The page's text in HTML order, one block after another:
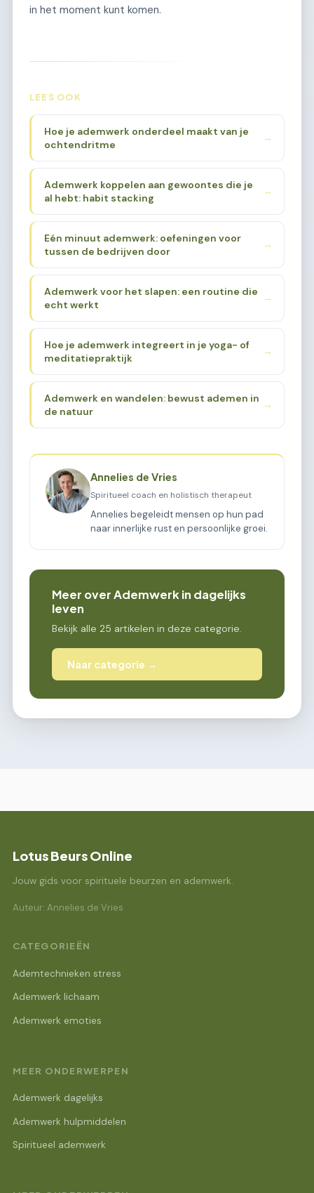
in het moment kunt komen.
LEES OOK
Hoe je ademwerk onderdeel maakt van je
ochtendritme
→
Ademwerk koppelen aan gewoontes die je
al hebt: habit stacking
→
Eén minuut ademwerk: oefeningen voor
tussen de bedrijven door
→
Ademwerk voor het slapen: een routine die
echt werkt
→
Hoe je ademwerk integreert in je yoga- of
meditatiepraktijk
→
Ademwerk en wandelen: bewust ademen in
de natuur
→
Annelies de Vries
Spiritueel coach en holistisch therapeut
Annelies begeleidt mensen op hun pad
naar innerlijke rust en persoonlijke groei.
Meer over Ademwerk in dagelijks
leven
Bekijk alle 25 artikelen in deze categorie.
Naar categorie →
Lotus Beurs Online
Jouw gids voor spirituele beurzen en ademwerk.
Auteur: Annelies de Vries
CATEGORIEËN
Ademtechnieken stress
Ademwerk lichaam
Ademwerk emoties
MEER ONDERWERPEN
Ademwerk dagelijks
Ademwerk hulpmiddelen
Spiritueel ademwerk